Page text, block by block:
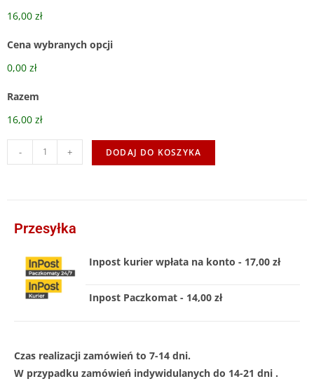
16,00 zł
Cena wybranych opcji
0,00 zł
Razem
16,00 zł
- + DODAJ DO KOSZYKA
Przesyłka
Inpost kurier wpłata na konto - 17,00 zł
Inpost Paczkomat - 14,00 zł
Czas realizacji zamówień to 7-14 dni.
W przypadku zamówień indywidulanych do 14-21 dni .